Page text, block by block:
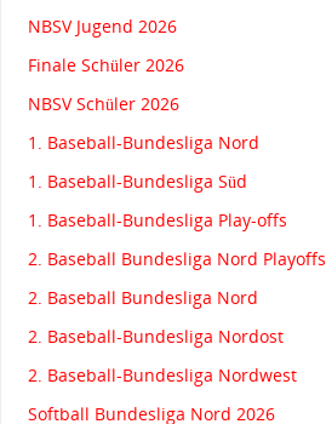
NBSV Jugend 2026
Finale Schüler 2026
NBSV Schüler 2026
1. Baseball-Bundesliga Nord
1. Baseball-Bundesliga Süd
1. Baseball-Bundesliga Play-offs
2. Baseball Bundesliga Nord Playoffs
2. Baseball Bundesliga Nord
2. Baseball-Bundesliga Nordost
2. Baseball-Bundesliga Nordwest
Softball Bundesliga Nord 2026